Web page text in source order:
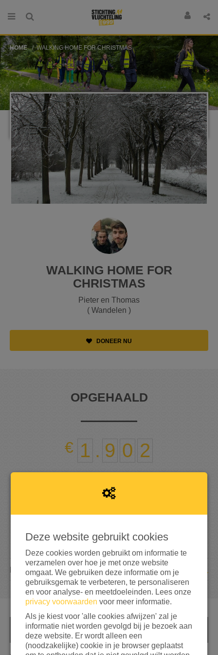
HOME WALKING HOME FOR CHRISTMAS
WALKING HOME FOR
CHRISTMAS
Pieter en Thomas
( Wandelen )
DONEER NU
OPGEHAALD
1 . 9 0 2
61
DONATIES
INFO
Deze website gebruikt cookies
Deze cookies worden gebruikt om informatie te
verzamelen over hoe je met onze website
omgaat. We gebruiken deze informatie om je
gebruiksgemak te verbeteren, te personaliseren
en voor analyse- en meetdoeleinden. Lees onze
privacy voorwaarden voor meer informatie.
Als je kiest voor 'alle cookies afwijzen' zal je
informatie niet worden gevolgd bij je bezoek aan
deze website. Er wordt alleen een
(noodzakelijke) cookie in je browser geplaatst